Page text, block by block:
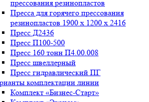
прессования резинопластов
Пресса для горячего прессования
резинопластов 1900 х 1200 х 2416
Пресс Д2436
Пресс П100-500
Пресс 160 тонн П4.00.008
Пресс швеллерный
Пресс гидравлический ПГ
комплектации линии
Комплект «Бизнес-Старт»